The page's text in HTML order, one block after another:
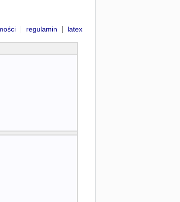
| regulamin | latex